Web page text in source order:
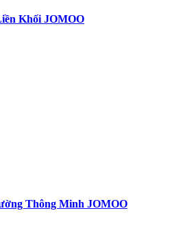
Khối JOMOO
Thông Minh JOMOO